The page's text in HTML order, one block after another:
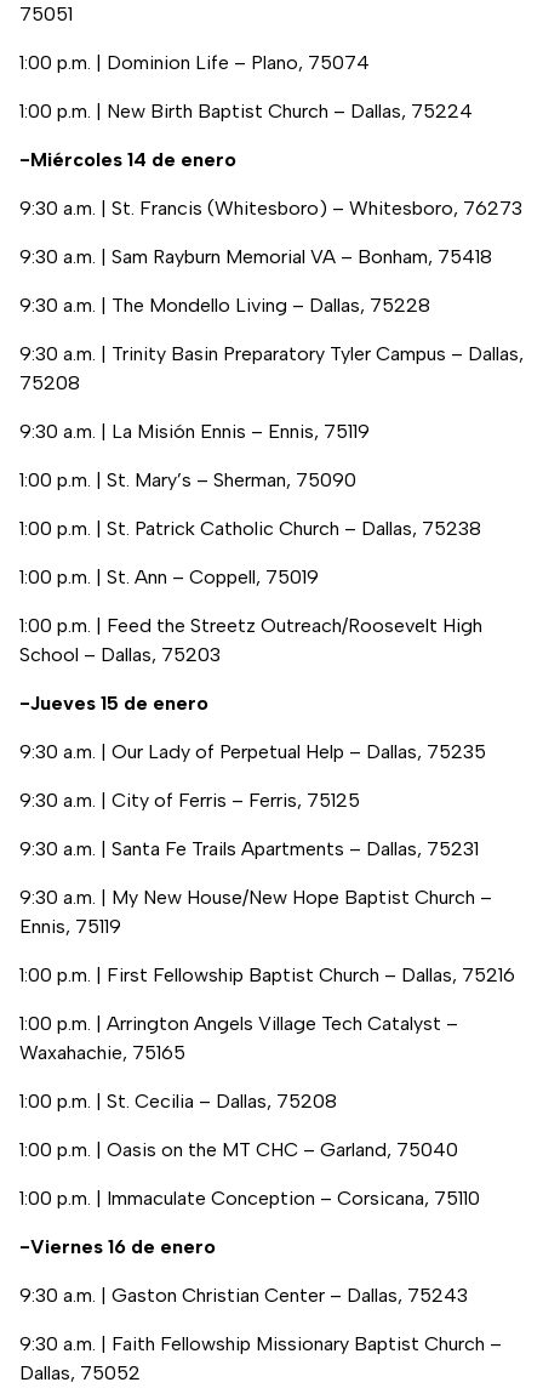
75051
1:00 p.m. | Dominion Life – Plano, 75074
1:00 p.m. | New Birth Baptist Church – Dallas, 75224
-Miércoles 14 de enero
9:30 a.m. | St. Francis (Whitesboro) – Whitesboro, 76273
9:30 a.m. | Sam Rayburn Memorial VA – Bonham, 75418
9:30 a.m. | The Mondello Living – Dallas, 75228
9:30 a.m. | Trinity Basin Preparatory Tyler Campus – Dallas,
75208
9:30 a.m. | La Misión Ennis – Ennis, 75119
1:00 p.m. | St. Mary’s – Sherman, 75090
1:00 p.m. | St. Patrick Catholic Church – Dallas, 75238
1:00 p.m. | St. Ann – Coppell, 75019
1:00 p.m. | Feed the Streetz Outreach/Roosevelt High
School – Dallas, 75203
-Jueves 15 de enero
9:30 a.m. | Our Lady of Perpetual Help – Dallas, 75235
9:30 a.m. | City of Ferris – Ferris, 75125
9:30 a.m. | Santa Fe Trails Apartments – Dallas, 75231
9:30 a.m. | My New House/New Hope Baptist Church –
Ennis, 75119
1:00 p.m. | First Fellowship Baptist Church – Dallas, 75216
1:00 p.m. | Arrington Angels Village Tech Catalyst –
Waxahachie, 75165
1:00 p.m. | St. Cecilia – Dallas, 75208
1:00 p.m. | Oasis on the MT CHC – Garland, 75040
1:00 p.m. | Immaculate Conception – Corsicana, 75110
-Viernes 16 de enero
9:30 a.m. | Gaston Christian Center – Dallas, 75243
9:30 a.m. | Faith Fellowship Missionary Baptist Church –
Dallas, 75052